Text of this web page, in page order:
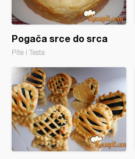
Pogača srce do srca
Pite i Testa